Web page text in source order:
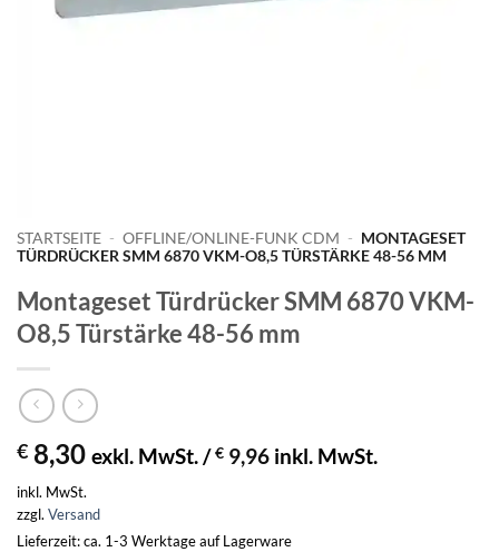
STARTSEITE - OFFLINE/ONLINE-FUNK CDM - MONTAGESET
TÜRDRÜCKER SMM 6870 VKM-O8,5 TÜRSTÄRKE 48-56 MM
Montageset Türdrücker SMM 6870 VKM-
O8,5 Türstärke 48-56 mm
€ 8,30 exkl. MwSt. /€ 9,96 inkl. MwSt.
inkl. MwSt.
zzgl. Versand
Lieferzeit: ca. 1-3 Werktage auf Lagerware